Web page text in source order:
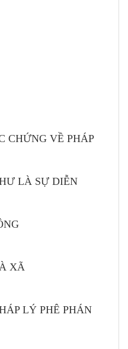
CHỨNG VỀ PHÁP
LÀ SỰ DIỄN
XÃ
LÝ PHÊ PHÁN